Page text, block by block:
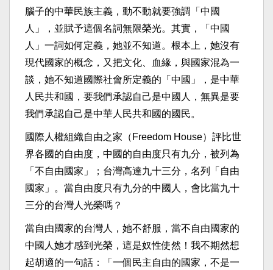
腦子的中華民族主義，動不動就要強調「中國
人」，並賦予這個名詞無限榮光。其實，「中國
人」一詞如何定義，她並不知道。根本上，她沒有
現代國家的概念，又把文化、血緣，與國家混為一
談，她不知道國際社會所定義的「中國」，是中華
人民共和國，要我們承認自己是中國人，無異是要
我們承認自己是中華人民共和國的國民。
國際人權組織自由之家（Freedom House）評比世
界各國的自由度，中國的自由度只有九分，被列為
「不自由國家」；台灣高達九十三分，名列「自由
國家」。當自由度只有九分的中國人，會比當九十
三分的台灣人光榮嗎？
當自由國家的台灣人，她不舒服，當不自由國家的
中國人她才感到光榮，這是奴性使然！我不期然想
起胡適的一句話：「一個民主自由的國家，不是一